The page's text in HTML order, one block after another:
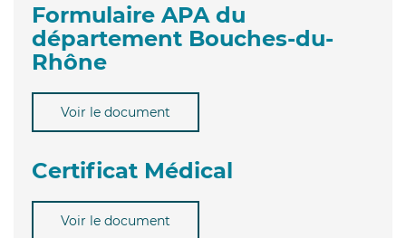
Formulaire APA du
département Bouches-du-
Rhône
Voir le document
Certificat Médical
Voir le document